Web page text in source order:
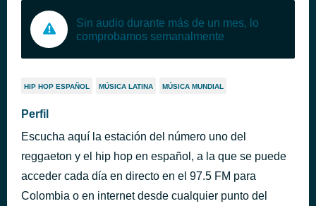
Sin audio durante más de un mes, lo
comprobamos semanalmente
HIP HOP ESPAÑOL MÚSICA LATINA MÚSICA MUNDIAL
Perfil
Escucha aquí la estación del número uno del
reggaeton y el hip hop en español, a la que se puede
acceder cada día en directo en el 97.5 FM para
Colombia o en internet desde cualquier punto del